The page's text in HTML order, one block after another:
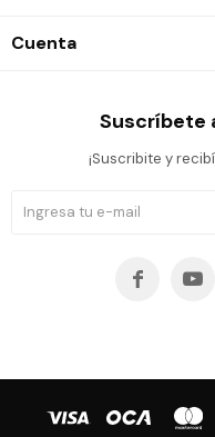
Cuenta
Suscríbete
¡Suscribite y
 